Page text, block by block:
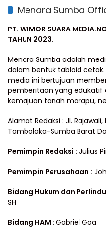
Menara Sumba
PT. WIMOR SUARA
TAHUN 2023.
Menara Sumba adalah
dalam bentuk tabloid
media ini bertujuan
pemberitaan yang edukatif
kemajuan tanah marapu,
Alamat Redaksi : Jl.
Tambolaka-Sumba Barat
Pemimpin Redaksi : Julius
Pemimpin Perusahaan :
Bidang Hukum dan
SH
Bidang HAM : Gabriel Goa